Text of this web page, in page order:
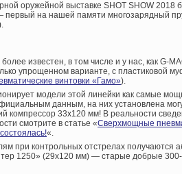
оружейной выставке SHOT SHOW 2018
первый на нашей памяти многозарядный
более известен, в том числе и у нас, как G-
упрощенном варианте, с пластиковой
винтовки «Гамо»).
модели этой линейки как самые
данным, на них установлена
компрессор 33х120 мм! В реальности
смотрите в статье «Сверхмощные
«.
при контрольных отстрелах получаются
1250» (29х120 мм) — старые добрые